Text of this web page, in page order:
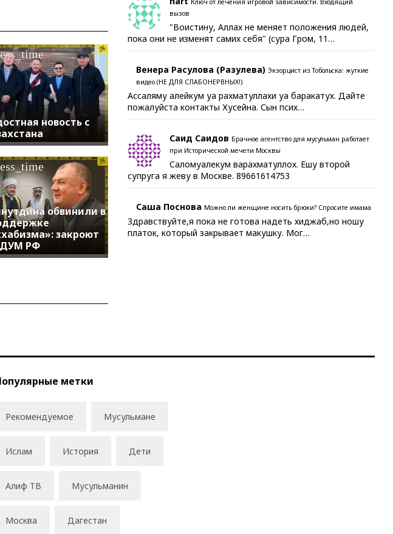
новость с
обвинили в
закроют
РФ
Ключ от лечения игровой зависимости. Входящий
вызов
"Воистину, Аллах не меняет положения людей,
пока они не изменят самих себя" (сура Гром, 11…
Венера Расулова (Разулева) Экзорцист из Тобольска: жуткие
видео (НЕ ДЛЯ СЛАБОНЕРВНЫХ!)
Ассаляму алейкум уа рахматуллахи уа баракатух. Дайте
пожалуйста контакты Хусейна. Сын псих…
Саид Саидов Брачное агентство для мусульман работает
при Исторической мечети Москвы
Саломуалекум варахматуллох. Ешу второй
супруга я жеву в Москве. 89661614753
Саша Поснова Можно ли женщине носить брюки? Спросите имама
Здравствуйте,я пока не готова надеть хиджаб,но ношу
платок, который закрывает макушку. Мог…
метки
Рекомендуемое Мусульмане
Ислам История Дети
Алиф ТВ Мусульманин
Москва Дагестан